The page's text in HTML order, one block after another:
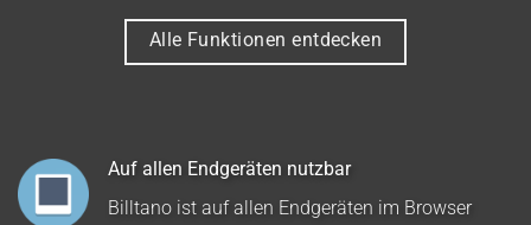
Alle Funktionen entdecken
Auf allen Endgeräten nutzbar
Billtano ist auf allen Endgeräten im Browser